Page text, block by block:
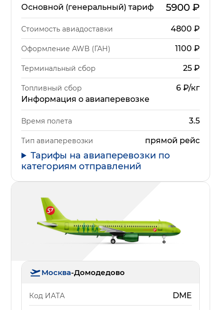
Основной (генеральный) тариф 5900₽
Стоимость авиадоставки 4800 ₽
Оформление AWB (ГАН) 1100 ₽
Терминальный сбор 25₽
Топливный сбор
6 ₽/кг
Информация о авиаперевозке
Время полета 3.5
Тип авиаперевозки прямой рейс
Тарифы на авиаперевозки по
категориям отправлений
Москва-Домодедово
Код ИАТА DME